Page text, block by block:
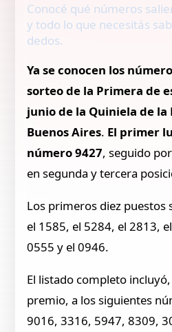
Conocé qué números
y todo lo que necesitás
dedos.
Ya se conocen los
sorteo de la Primera de
junio de la Quiniela de la
Buenos Aires. El primer
número 9427, seguido
en segunda y tercera
Los primeros diez puestos
el 1585, el 5284, el 2813,
0555 y el 0946.
El listado completo
premio, a los siguientes
9016, 3316, 5947, 8309,